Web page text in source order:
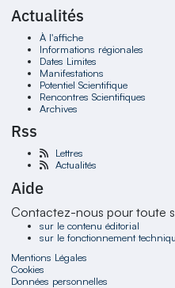
Actualités
À l'affiche
Informations régionales
Dates Limites
Manifestations
Potentiel Scientifique
Rencontres Scientifiques
Archives
Rss
Lettres
Actualités
Aide
Contactez-nous pour toute
sur le contenu éditorial
sur le fonctionnement
Mentions Légales
Cookies
Données personnelles